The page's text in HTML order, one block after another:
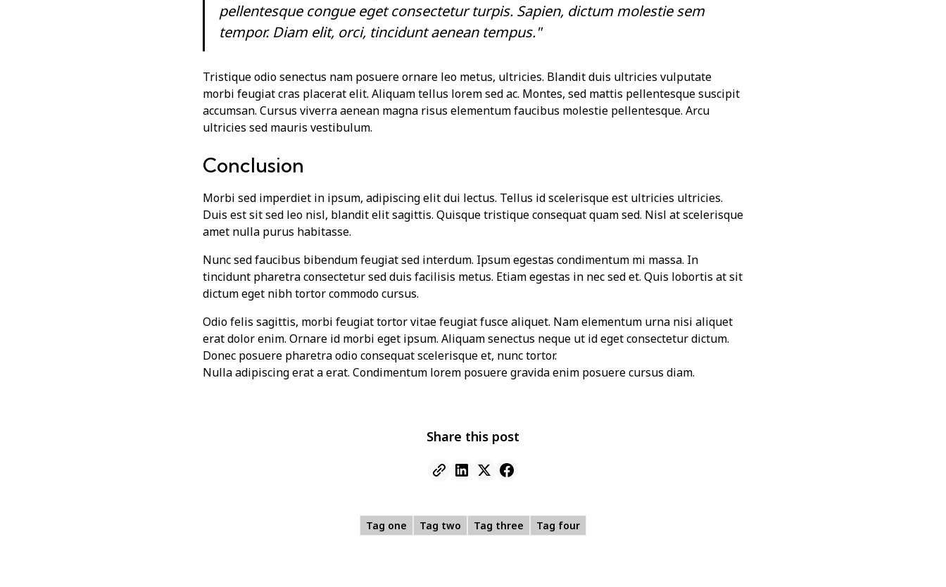
pellentesque congue eget consectetur turpis. Sapien, dictum molestie sem
tempor. Diam elit, orci, tincidunt aenean tempus."
Tristique odio senectus nam posuere ornare leo metus, ultricies. Blandit duis ultricies vulputate
morbi feugiat cras placerat elit. Aliquam tellus lorem sed ac. Montes, sed mattis pellentesque suscipit
accumsan. Cursus viverra aenean magna risus elementum faucibus molestie pellentesque. Arcu
ultricies sed mauris vestibulum.
Conclusion
Morbi sed imperdiet in ipsum, adipiscing elit dui lectus. Tellus id scelerisque est ultricies ultricies.
Duis est sit sed leo nisl, blandit elit sagittis. Quisque tristique consequat quam sed. Nisl at scelerisque
amet nulla purus habitasse.
Nunc sed faucibus bibendum feugiat sed interdum. Ipsum egestas condimentum mi massa. In
tincidunt pharetra consectetur sed duis facilisis metus. Etiam egestas in nec sed et. Quis lobortis at sit
dictum eget nibh tortor commodo cursus.
Odio felis sagittis, morbi feugiat tortor vitae feugiat fusce aliquet. Nam elementum urna nisi aliquet
erat dolor enim. Ornare id morbi eget ipsum. Aliquam senectus neque ut id eget consectetur dictum.
Donec posuere pharetra odio consequat scelerisque et, nunc tortor.
Nulla adipiscing erat a erat. Condimentum lorem posuere gravida enim posuere cursus diam.
Share this post
Tag one Tag two Tag three Tag four